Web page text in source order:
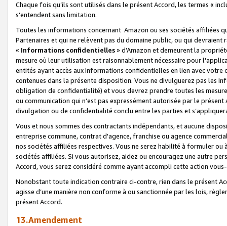
Chaque fois qu’ils sont utilisés dans le présent Accord, les termes «
s'entendent sans limitation.
Toutes les informations concernant Amazon ou ses sociétés affiliées
Partenaires et qui ne relèvent pas du domaine public, ou qui
« Informations confidentielles» d’Amazon et demeurent la
mesure où leur utilisation est raisonnablement nécessaire pour
entités ayant accès aux Informations confidentielles en lien avec
contenues dans la présente disposition. Vous ne divulguerez pas les
obligation de confidentialité) et vous devrez prendre toutes les
ou communication qui n’est pas expressément autorisée par le
divulgation ou de confidentialité conclu entre les parties et
Vous et nous sommes des contractants indépendants, et aucune
entreprise commune, contrat d'agence, franchise ou agence
nos sociétés affiliées respectives. Vous ne serez habilité à formuler
sociétés affiliées. Si vous autorisez, aidez ou encouragez une autre
Accord, vous serez considéré comme ayant accompli cette action
Nonobstant toute indication contraire ci-contre, rien dans le présent
agisse d’une manière non conforme à ou sanctionnée par les lois,
présent Accord.
13.Amendement